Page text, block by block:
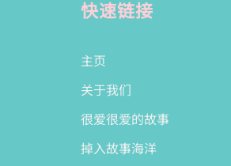
快速链接
主页
关于我们
很爱很爱的故事
掉入故事海洋